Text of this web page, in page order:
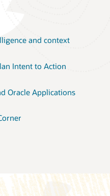
and context
Intent to Action
Oracle Applications